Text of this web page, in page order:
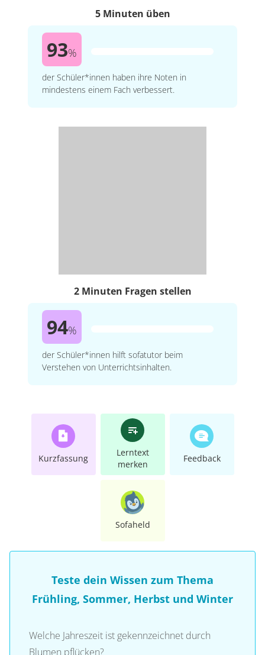
5 Minuten üben
93%
der Schüler*innen haben ihre Noten in
mindestens einem Fach verbessert.
2 Minuten Fragen stellen
94%
der Schüler*innen hilft sofatutor beim
Verstehen von Unterrichtsinhalten.
Kurzfassung
Lerntext
merken
Feedback
Sofaheld
Teste dein Wissen zum Thema
Frühling, Sommer, Herbst und Winter
Welche Jahreszeit ist gekennzeichnet durch
Blumen pflücken?